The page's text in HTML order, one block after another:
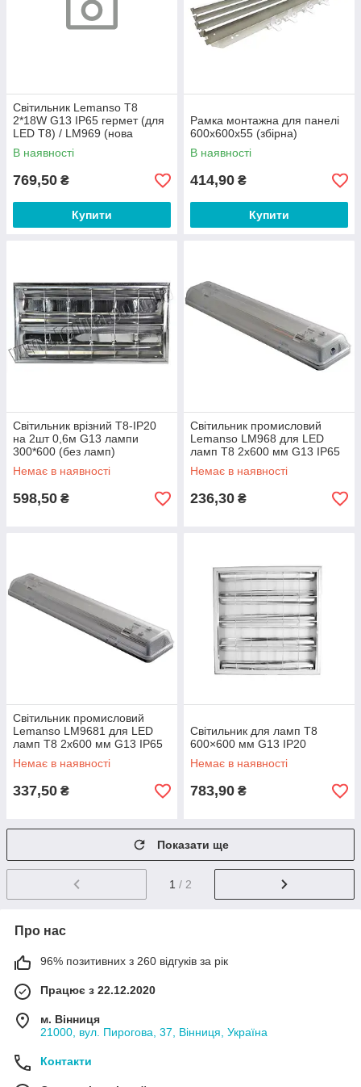
Світильник Lemanso T8
2*18W G13 IP65 гермет (для
LED T8) / LM969 (нова
ширина = 95мм)
В наявності
769,50 ₴
Купити
Рамка монтажна для панелі
600х600х55 (збірна)
В наявності
414,90 ₴
Купити
Світильник врізний T8-IP20
на 2шт 0,6м G13 лампи
300*600 (без ламп)
Немає в наявності
598,50 ₴
Світильник промисловий
Lemanso LM968 для LED
ламп T8 2x600 мм G13 IP65
Немає в наявності
236,30 ₴
Світильник промисловий
Lemanso LM9681 для LED
ламп T8 2x600 мм G13 IP65
Немає в наявності
337,50 ₴
Світильник для ламп Т8
600×600 мм G13 IP20
Немає в наявності
783,90 ₴
Показати ще
1 / 2
Про нас
96% позитивних з 260 відгуків за рік
Працює з 22.12.2020
м. Вінниця
21000, вул. Пирогова, 37, Вінниця, Україна
Контакти